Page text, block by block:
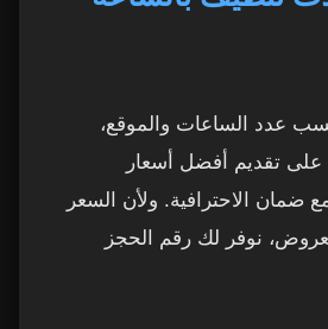
عدد الساعات والموقع،
على تقديم أفضل أسعار
ضمان الاحترافية. ولأن السعر
نوفر لك رقم الحجز